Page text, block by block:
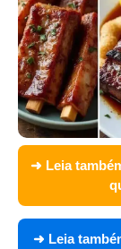
➜ Leia
➜ Leia